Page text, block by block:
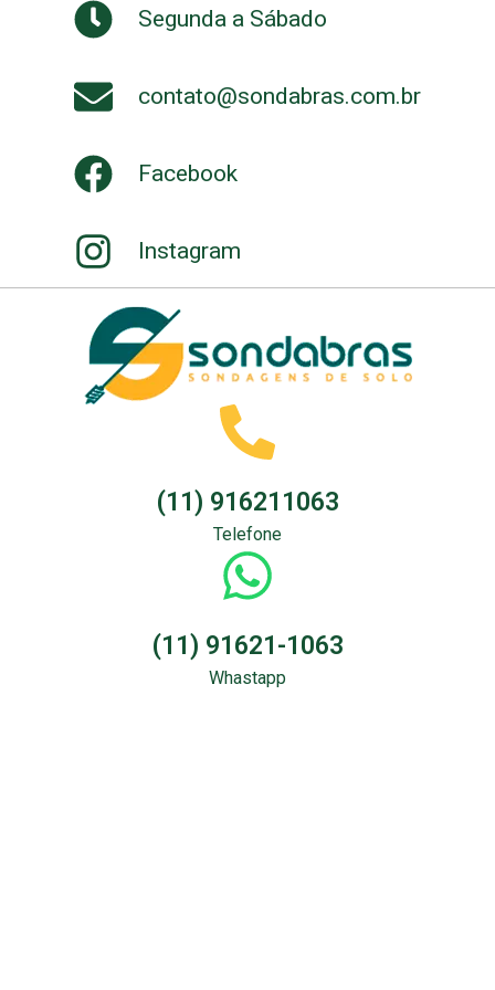
Segunda a Sábado
contato@sondabras.com.br
Facebook
Instagram
(11) 916211063
Telefone
(11) 91621-1063
Whastapp